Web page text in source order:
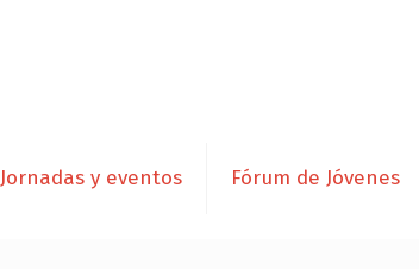
Jornadas y eventos Fórum de Jóvenes